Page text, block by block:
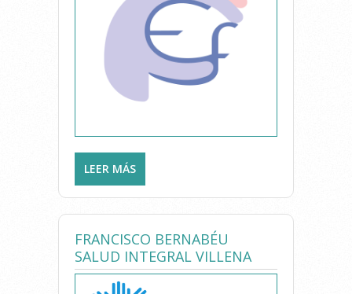
LEER MÁS
FISIOTERAPIA Y
RECUPERACION FUNCIONAL
FRANCISCO BERNABÉU
SALUD INTEGRAL VILLENA